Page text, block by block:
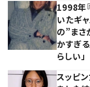
1998年
いたギ
の”まさ
かすぎ
らしい」
スッピ